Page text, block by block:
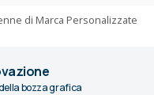
di Marca Personalizzate
bozza grafica